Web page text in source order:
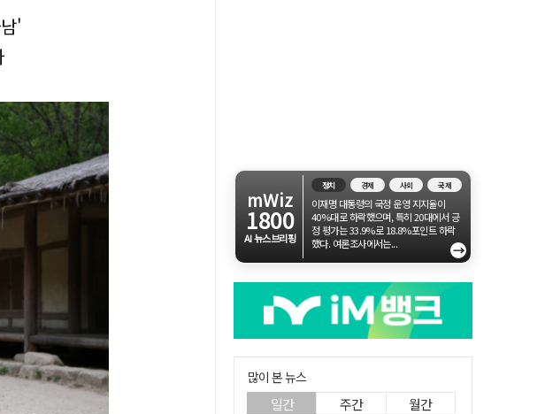
'
mWiz
1800
AI 뉴스브리핑
정치 경제 사회 국제
이재명 대통령의 국정 운영 지지율이
40%대로 하락했으며, 특히 20대에서 긍
정 평가는 33.9%로 18.8%포인트 하락
했다. 여론조사에서는...
→
많이 본 뉴스
일간 주간 월간